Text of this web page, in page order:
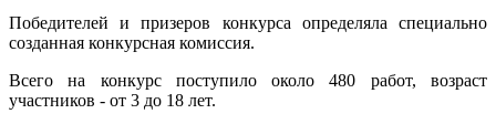
Победителей и призеров конкурса определяла специально
созданная конкурсная комиссия.
Всего на конкурс поступило около 480 работ, возраст
участников - от 3 до 18 лет.